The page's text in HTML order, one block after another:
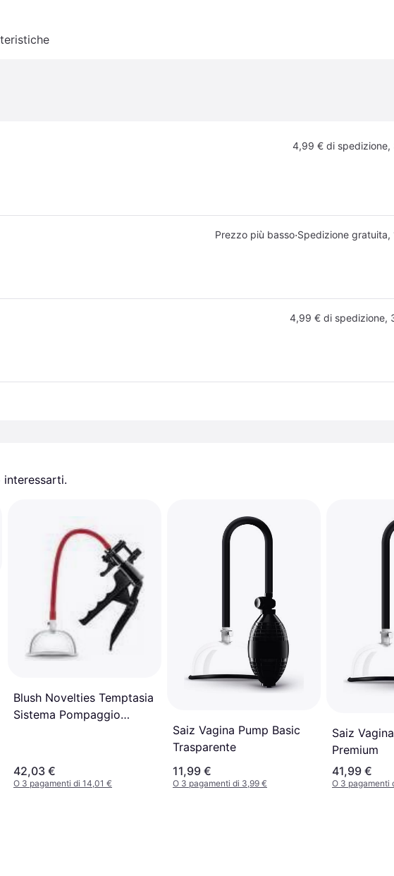
4,99 € di spedizione,
Prezzo più basso·Spedizione gratuita,
4,99 € di spedizione,
Blush Novelties Temptasia
Sistema Pompaggio
42,03 €
O 3 pagamenti di 14,01 €
Saiz Vagina Pump Basic
Trasparente
11,99 €
O 3 pagamenti di 3,99 €
Saiz
Premium
41,99 €
O 3 pagamenti